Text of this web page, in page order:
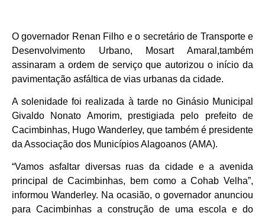
O governador Renan Filho e o secretário de Transporte e
Desenvolvimento Urbano, Mosart Amaral,também
assinaram a ordem de serviço que autorizou o início da
pavimentação asfáltica de vias urbanas da cidade.
A solenidade foi realizada à tarde no Ginásio Municipal
Givaldo Nonato Amorim, prestigiada pelo prefeito de
Cacimbinhas, Hugo Wanderley, que também é presidente
da Associação dos Municípios Alagoanos (AMA).
“Vamos asfaltar diversas ruas da cidade e a avenida
principal de Cacimbinhas, bem como a Cohab Velha”,
informou Wanderley. Na ocasião, o governador anunciou
para Cacimbinhas a construção de uma escola e do